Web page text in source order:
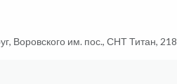
Воровского им. пос., СНТ Титан, 218